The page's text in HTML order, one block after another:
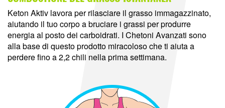
Keton Aktiv lavora per rilasciare il grasso immagazzinato,
aiutando il tuo corpo a bruciare i grassi per produrre
energia al posto dei carboidrati. I Chetoni Avanzati sono
alla base di questo prodotto miracoloso che ti aiuta a
perdere fino a 2,2 chili nella prima settimana.